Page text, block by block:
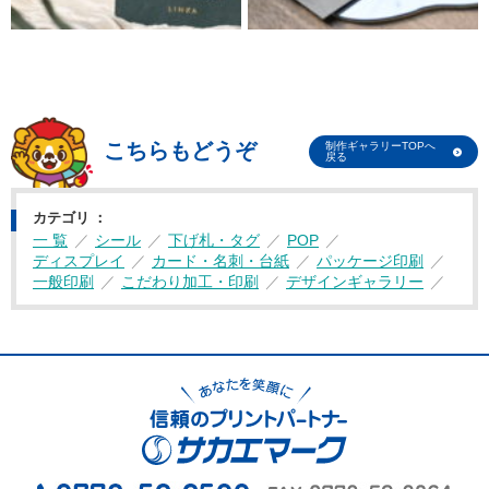
こちらもどうぞ
制作ギャラリーTOPへ
戻る
カテゴリ
一 覧 シール 下げ札・タグ
POP
ディスプレイ
カード・名刺・台紙
パッケージ印刷
一般印刷
こだわり加工・印刷 デザインギャラリー